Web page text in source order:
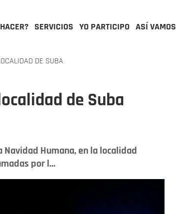
SERVICIOS YO PARTICIPO ASÍ VAMOS
DE SUBA
de Suba
Humana, en la localidad
por l...